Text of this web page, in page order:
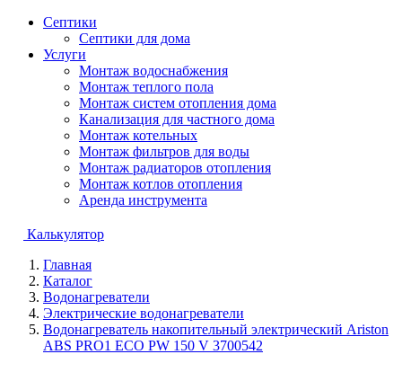
Септики
Септики для дома
Услуги
Монтаж водоснабжения
Монтаж теплого пола
Монтаж систем отопления дома
Канализация для частного дома
Монтаж котельных
Монтаж фильтров для воды
Монтаж радиаторов отопления
Монтаж котлов отопления
Аренда инструмента
Калькулятор
Главная
Каталог
Водонагреватели
Электрические водонагреватели
Водонагреватель накопительный электрический Ariston
ABS PRO1 ECO PW 150 V 3700542